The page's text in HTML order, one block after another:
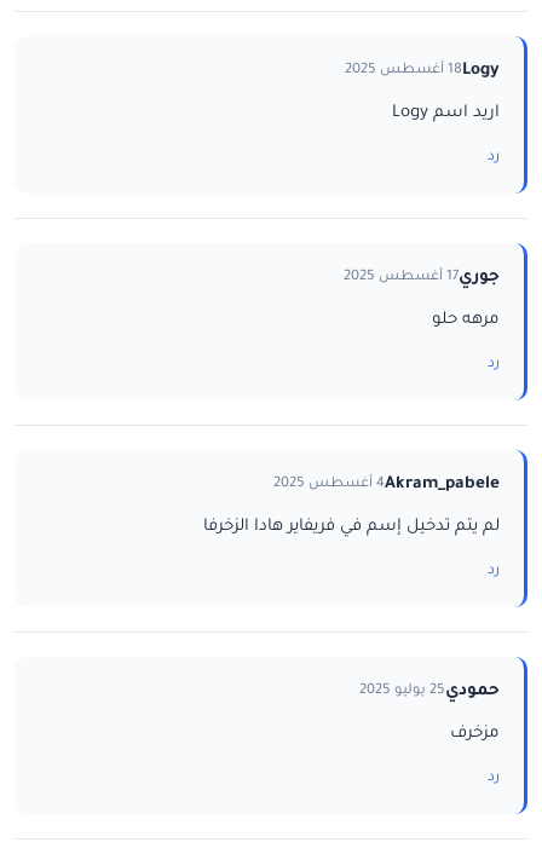
Logy18 أغسطس 2025
اريد اسم Logy
رد
جوري17 أغسطس 2025
مرهه حلو
رد
Akram_pabele4 أغسطس 2025
لم يتم تدخيل إسم في فريفاير هادا الزخرفا
رد
حمودي25 يوليو 2025
مزخرف
رد